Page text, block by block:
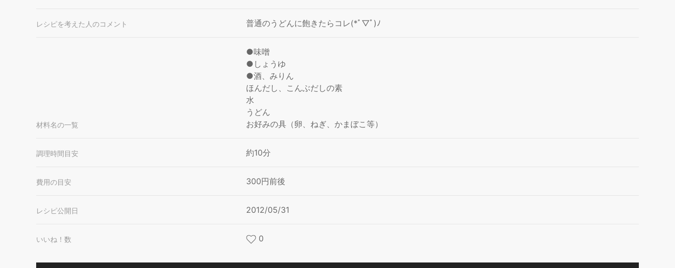
レシピを考えた人のコメント 普通のうどんに飽きたらコレ(*ﾟ▽ﾟ)ﾉ
材料名の一覧
●味噌
●しょうゆ
●酒、みりん
ほんだし、こんぶだしの素
水
うどん
お好みの具（卵、ねぎ、かまぼこ等）
調理時間目安 約10分
費用の目安 300円前後
レシピ公開日 2012/05/31
いいね！数 0